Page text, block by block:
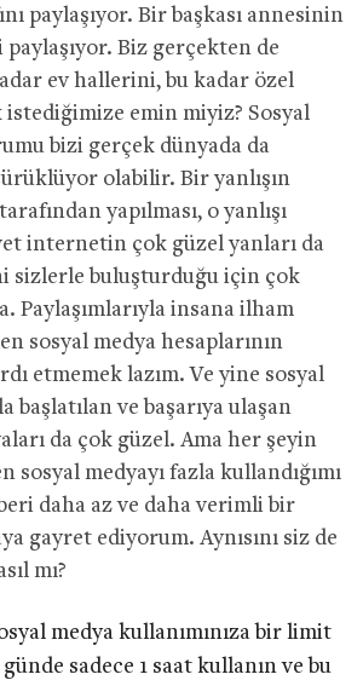
paylaşıyor. Bir başkası annesinin
paylaşıyor. Biz gerçekten de
ev hallerini, bu kadar özel
emin miyiz? Sosyal
bizi gerçek dünyada da
olabilir. Bir yanlışın
yapılması, o yanlışı
internetin çok güzel yanları da
sizlerle buluşturduğu için çok
Paylaşımlarıyla insana ilham
sosyal medya hesaplarının
etmemek lazım. Ve yine sosyal
başlatılan ve başarıya ulaşan
da çok güzel. Ama her şeyin
sosyal medyayı fazla kullandığımı
daha az ve daha verimli bir
gayret ediyorum. Aynısını siz de
mı?
medya kullanımınıza bir limit
sadece 1 saat kullanın ve bu